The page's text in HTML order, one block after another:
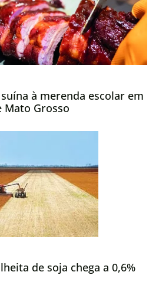
à merenda escolar em
Mato Grosso
de soja chega a 0,6%